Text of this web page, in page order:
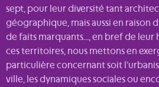
sept, pour leur diversité tant
géographique, mais aussi en raison
de faits marquants…, en bref de leur
ces territoires, nous mettons en
particulière concernant soit
ville, les dynamiques sociales ou